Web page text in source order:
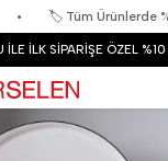
🏷️ Tüm Ürünlerde %65´e
İLE İLK SİPARİŞE ÖZEL